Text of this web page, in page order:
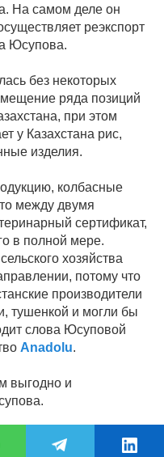
На самом деле он
реэкспорт
Юсупова.
без некоторых
ряда позиций
при этом
у Казахстана рис,
изделия.
колбасные
между двумя
сертификат,
в полной мере.
хозяйства
потому что
производители
тушенкой и могли бы
слова Юсуповой
Anadolu.
выгодно и